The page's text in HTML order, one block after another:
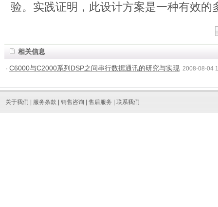
验。实践证明，此设计方案是一种有效的
相关信息
· C6000与C2000系列DSP之间串行数据通讯的研究与实现 2008-08-04
关于我们 服务条款 销售咨询 售后服务 联系我们